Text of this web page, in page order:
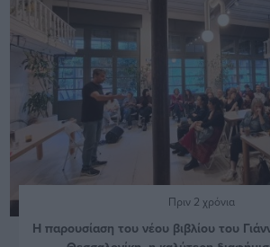
Πριν 2 χρόνια
Η παρουσίαση του νέου βιβλίου του